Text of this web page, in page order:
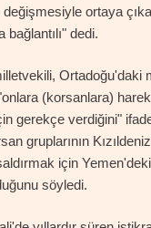
değişmesiyle ortaya
bağlantılı" dedi.
Ortadoğu'daki
(korsanlara)
gerekçe verdiğini"
gruplarının
için
söyledi.